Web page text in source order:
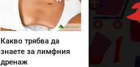
Какво трябва да
знаете за лимфния
дренаж